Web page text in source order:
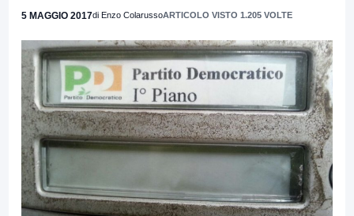
5 MAGGIO 2017di Enzo ColarussoARTICOLO VISTO 1.205 VOLTE